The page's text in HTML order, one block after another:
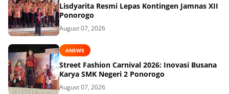
Lisdyarita Resmi Lepas Kontingen Jamnas XII
Ponorogo
August 07, 2026
ANEWS
Street Fashion Carnival 2026: Inovasi Busana
Karya SMK Negeri 2 Ponorogo
August 07, 2026